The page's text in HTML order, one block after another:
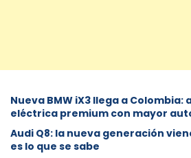
Nueva BMW iX3 llega a Colombia:
eléctrica premium con mayor
Audi Q8: la nueva generación
es lo que se sabe